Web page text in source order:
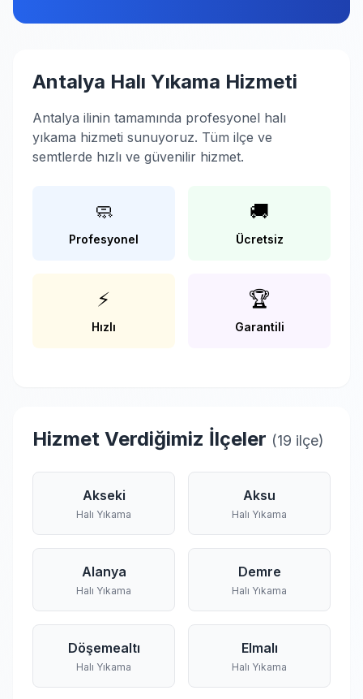
Antalya Halı Yıkama Hizmeti
Antalya ilinin tamamında profesyonel halı
yıkama hizmeti sunuyoruz. Tüm ilçe ve
semtlerde hızlı ve güvenilir hizmet.
🧼
Profesyonel
🚚
Ücretsiz
⚡
Hızlı
🏆
Garantili
Hizmet Verdiğimiz İlçeler (19 ilçe)
Akseki
Halı Yıkama
Aksu
Halı Yıkama
Alanya
Halı Yıkama
Demre
Halı Yıkama
Döşemealtı
Halı Yıkama
Elmalı
Halı Yıkama